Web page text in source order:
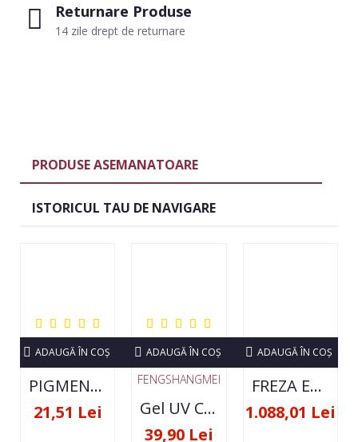
Returnare Produse
14 zile drept de returnare
PRODUSE ASEMANATOARE
ISTORICUL TAU DE NAVIGARE
PIGMENT NEON SET 12 CULORI
21,51 Lei
ADAUGĂ ÎN COŞ
FENGSHANGMEI
Gel UV Constructie FSM 50ML - 07
39,90 Lei
ADAUGĂ ÎN COŞ
FREZA ELECTRICA STRONG 210 35000 RPM- ORIGINALA
1.088,01 Lei
ADAUGĂ ÎN COŞ